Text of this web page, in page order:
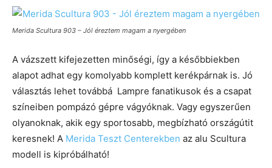
Merida Scultura 903 – Jól éreztem magam a nyergében
A vázszett kifejezetten minőségi, így a későbbiekben
alapot adhat egy komolyabb komplett kerékpárnak is. Jó
választás lehet továbbá Lampre fanatikusok és a csapat
színeiben pompázó gépre vágyóknak. Vagy egyszerűen
olyanoknak, akik egy sportosabb, megbízható országútit
keresnek! A Merida Teszt Centerekben az alu Scultura
modell is kipróbálható!